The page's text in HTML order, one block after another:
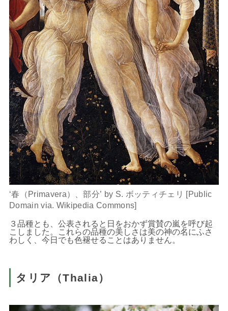
‘春（Primavera）、部分’ by S. ボッティチェリ [Public
Domain via. Wikipedia Commons]
３品種とも、公表されると日をおかず賞賛の嵐を呼び起
こしました。これらの品種の美しさは美の神の名にふさ
わしく、今日でも色褪せることはありません。
タリア（Thalia）